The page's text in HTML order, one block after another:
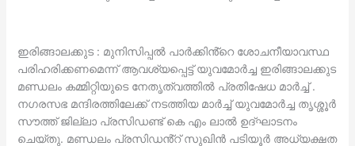
ഇരിങ്ങാലക്കുട : മുനിസിപ്പൽ പാർക്കിൻ്റെ ശോചനീയാവസ്ഥ
പരിഹരിക്കണമെന്ന് ആവശ്യപ്പെട്ട് യുവമോർച്ച ഇരിങ്ങാലക്കുട
മണ്ഡലം കമ്മിറ്റിയുടെ നേതൃത്വത്തിൽ പ്രതിഷേധ മാർച്ച് .
നഗരസഭ മന്ദിരത്തിലേക്ക് നടത്തിയ മാർച്ച് യുവമോർച്ച തൃശ്ശൂർ
സൗത്ത് ജില്ലാ പ്രസിഡണ്ട് കെ എം ലാൽ ഉദ്ഘാടനം
ചെയ്തു. മണ്ഡലം പ്രസിഡൻ്റ് സുഖിൻ പടിയൂർ അധ്യക്ഷത